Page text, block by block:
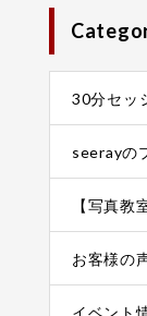
30分セッ
seerayの
【写真教
お客様の
イベント